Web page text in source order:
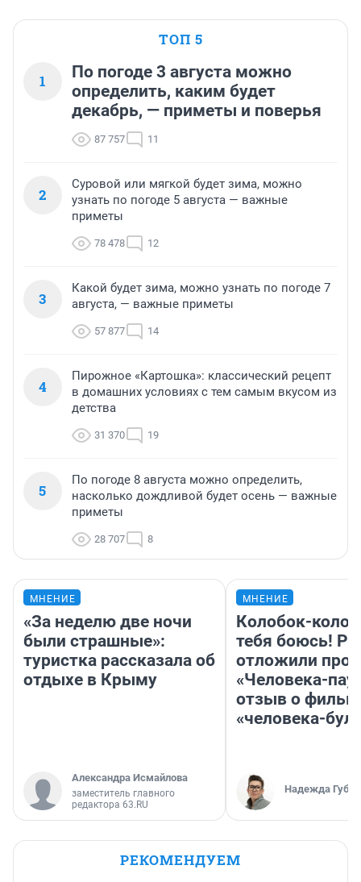
ТОП 5
1
По погоде 3 августа можно
определить, каким будет
декабрь, — приметы и поверья
87 757 11
2
Суровой или мягкой будет зима, можно
узнать по погоде 5 августа — важные
приметы
78 478 12
3
Какой будет зима, можно узнать по погоде 7
августа, — важные приметы
57 877 14
4
Пирожное «Картошка»: классический рецепт
в домашних условиях с тем самым вкусом из
детства
31 370 19
5
По погоде 8 августа можно определить,
насколько дождливой будет осень — важные
приметы
28 707 8
МНЕНИЕ
«За неделю две ночи
были страшные»:
туристка рассказала об
отдыхе в Крыму
Александра Исмайлова
заместитель главного
редактора 63.RU
МНЕНИЕ
Колобок-
тебя боюсь!
отложили
«Человека-
отзыв о
«человека-
Надежда
РЕКОМЕНДУЕМ